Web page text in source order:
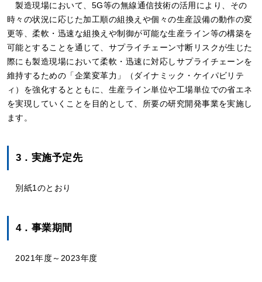
製造現場において、5G等の無線通信技術の活用により、その
時々の状況に応じた加工順の組換えや個々の生産設備の動作の変
更等、柔軟・迅速な組換えや制御が可能な生産ライン等の構築を
可能とすることを通じて、サプライチェーン寸断リスクが生じた
際にも製造現場において柔軟・迅速に対応しサプライチェーンを
維持するための「企業変革力」（ダイナミック・ケイパビリテ
ィ）を強化するとともに、生産ライン単位や工場単位での省エネ
を実現していくことを目的として、所要の研究開発事業を実施し
ます。
3．実施予定先
別紙1のとおり
4．事業期間
2021年度～2023年度